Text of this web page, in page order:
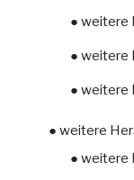
● weitere
● weitere
● weitere
● weitere
● weitere